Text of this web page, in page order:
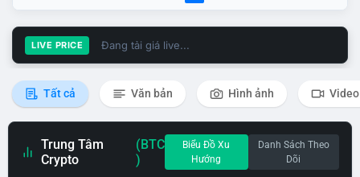
LIVE PRICE Đang tải giá live...
Tất cả Văn bản Hình ảnh Video
Trung Tâm
Crypto
(BTC
)
Biểu Đồ Xu
Hướng
Danh Sách Theo
Dõi